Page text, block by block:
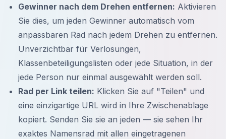
Gewinner nach dem Drehen entfernen: Aktivieren
Sie dies, um jeden Gewinner automatisch vom
anpassbaren Rad nach jedem Drehen zu entfernen.
Unverzichtbar für Verlosungen,
Klassenbeteiligungslisten oder jede Situation, in der
jede Person nur einmal ausgewählt werden soll.
Rad per Link teilen: Klicken Sie auf "Teilen" und
eine einzigartige URL wird in Ihre Zwischenablage
kopiert. Senden Sie sie an jeden — sie sehen Ihr
exaktes Namensrad mit allen eingetragenen